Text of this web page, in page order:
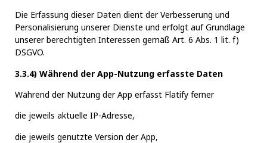
Die Erfassung dieser Daten dient der Verbesserung und
Personalisierung unserer Dienste und erfolgt auf Grundlage
unserer berechtigten Interessen gemäß Art. 6 Abs. 1 lit. f)
DSGVO.
3.3.4) Während der App-Nutzung erfasste Daten
Während der Nutzung der App erfasst Flatify ferner
die jeweils aktuelle IP-Adresse,
die jeweils genutzte Version der App,